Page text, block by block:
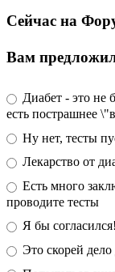
Сейчас на
Вам
Диабет - это не
есть пострашнее
Ну нет, тесты
Лекарство от
Есть много
проводите тесты
Я бы согласился!
Это скорей